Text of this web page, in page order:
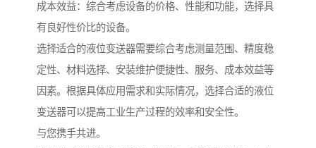
成本效益：综合考虑设备的价格、性能和功能，选择具
有良好性价比的设备。
选择适合的液位变送器需要综合考虑测量范围、精度稳
定性、材料选择、安装维护便捷性、服务、成本效益等
因素。根据具体应用需求和实际情况，选择合适的液位
变送器可以提高工业生产过程的效率和安全性。
与您携手共进。